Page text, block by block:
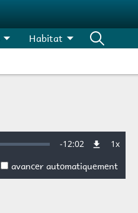
Habitat
Remaining
Time
-12:02 1xVitesse
lecture
avancer automatiquement